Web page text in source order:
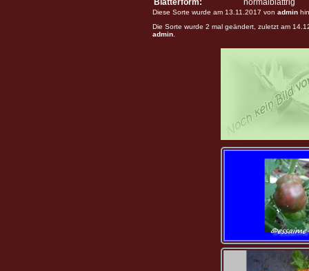
Diese Sorte wurde am 13.11.2017 von admin
Die Sorte wurde 2 mal geändert, zuletzt am
admin